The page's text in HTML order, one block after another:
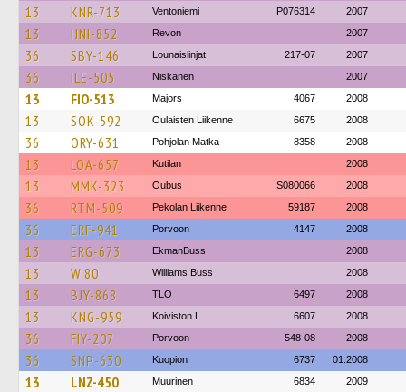
13 KNR-713 Ventoniemi P076314 2007
13 HNI-852 Revon 2007
36 SBY-146 Lounaislinjat 217-07 2007
36 ILE-505 Niskanen 2007
13 FIO-513 Majors 4067 2008
13 SOK-592 Oulaisten Liikenne 6675 2008
36 ORY-631 Pohjolan Matka 8358 2008
13 LOA-657 Kutilan 2008
13 MMK-323 Oubus S080066 2008
36 RTM-509 Pekolan Liikenne 59187 2008
36 ERF-941 Porvoon 4147 2008
13 ERG-673 EkmanBuss 2008
13 W 80 Williams Buss 2008
13 BJY-868 TLO 6497 2008
13 KNG-959 Koiviston L 6607 2008
36 FIY-207 Porvoon 548-08 2008
36 SNP-630 Kuopion 6737 01.2008
13 LNZ-450 Muurinen 6834 2009